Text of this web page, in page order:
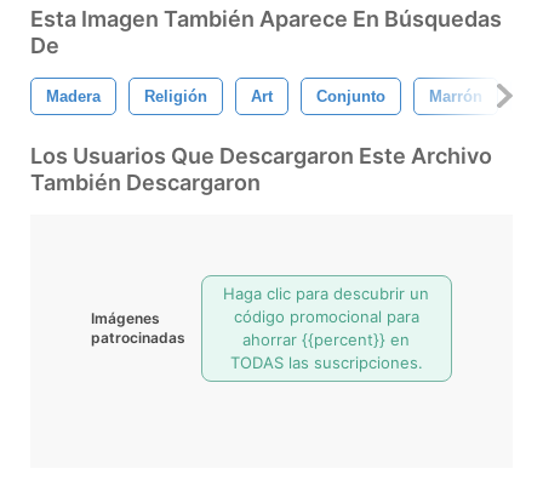
Esta Imagen También Aparece En Búsquedas
De
Madera Religión Art Conjunto Marrón
Los Usuarios Que Descargaron Este Archivo
También Descargaron
Imágenes
patrocinadas
Haga clic para descubrir un
código promocional para
ahorrar {{percent}} en
TODAS las suscripciones.